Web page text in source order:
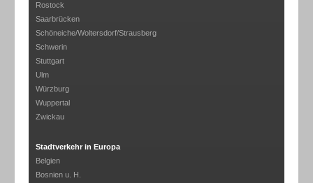
Rostock
Saarbrücken
Schöneiche/Woltersdorf/Strausberg
Schwerin
Stuttgart
Ulm
Würzburg
Wuppertal
Zwickau
Stadtverkehr in Europa
Belgien
Bosnien u. H.